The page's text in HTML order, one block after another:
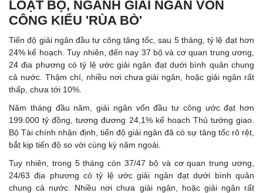
LOẠT BỘ, NGÀNH GIẢI NGÂN VỐN
CÔNG KIỂU 'RÙA BÒ'
Tiến độ giải ngân đầu tư công tăng tốc, sau 5 tháng, tỷ lệ đạt hơn
24% kế hoạch. Tuy nhiên, đến nay 37 bộ và cơ quan trung ương,
24 địa phương có tỷ lệ ước giải ngân đạt dưới bình quân chung
cả nước. Thậm chí, nhiều nơi chưa giải ngân, hoặc giải ngân rất
thấp, chưa tới 10%.
Năm tháng đầu năm, giải ngân vốn đầu tư công ước đạt hơn
199.000 tỷ đồng, tương đương 24,1% kế hoạch Thủ tướng giao.
Bộ Tài chính nhận định, tiến độ giải ngân đã có sự tăng tốc rõ rệt,
bắt kịp tiến độ so với cùng kỳ năm ngoái.
Tuy nhiên, trong 5 tháng còn 37/47 bộ và cơ quan trung ương,
24/63 địa phương có tỷ lệ ước giải ngân đạt dưới bình quân
chung cả nước. Nhiều nơi chưa giải ngân, hoặc giải ngân rất